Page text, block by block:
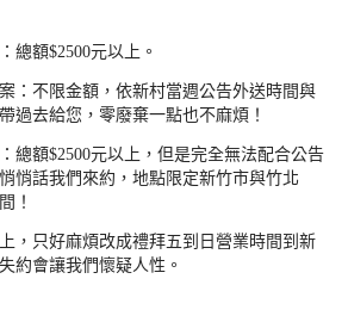
總額$2500元以上。
：不限金額，依新村當週公告外送時間與
過去給您，零廢棄一點也不麻煩！
總額$2500元以上，但是完全無法配合公告
悄話我們來約，地點限定新竹市與竹北
！
，只好麻煩改成禮拜五到日營業時間到新
約會讓我們懷疑人性。